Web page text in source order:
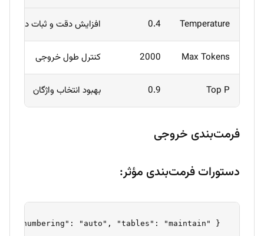
Temperature
0.4 افزایش دقت و ثبات در
Max Tokens
2000 کنترل طول خروجی
Top P
0.9 بهبود انتخاب واژگان
فرمت‌بندی خروجی
دستورات فرمت‌بندی مؤثر:
{ "format": "structured", "paragraphs": true, "bullets": "preserve", "numbering": "auto", "tables": "maintain" }